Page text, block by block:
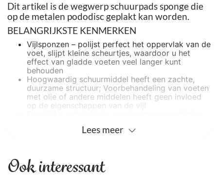
Dit artikel is de wegwerp schuurpads sponge die
op de metalen pododisc geplakt kan worden.
BELANGRIJKSTE KENMERKEN
Vijlsponzen – polijst perfect het oppervlak van de
voet, slijpt kleine scheurtjes, waardoor u het
effect van gladde voeten veel langer kunt
behouden
Hoogwaardig schuurmiddel heeft een zachte,
duurzame structuur; Voorbehandeling van voeten
met olie of andere middelen heeft geen invloed
op de eigenschappen van de vijl
schokabsorberend effect
veiligheid van de procedure
25 stuks wegwerpmappen per verpakking
Lees meer
Ook interessant